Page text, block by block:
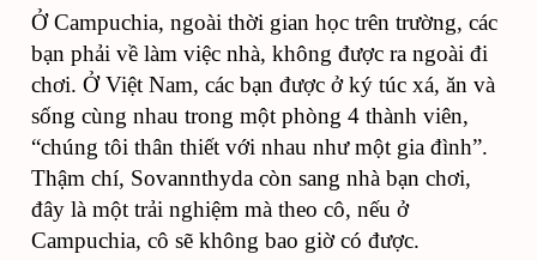
Ở Campuchia, ngoài thời gian học trên trường, các
bạn phải về làm việc nhà, không được ra ngoài đi
chơi. Ở Việt Nam, các bạn được ở ký túc xá, ăn và
sống cùng nhau trong một phòng 4 thành viên,
“chúng tôi thân thiết với nhau như một gia đình”.
Thậm chí, Sovannthyda còn sang nhà bạn chơi,
đây là một trải nghiệm mà theo cô, nếu ở
Campuchia, cô sẽ không bao giờ có được.